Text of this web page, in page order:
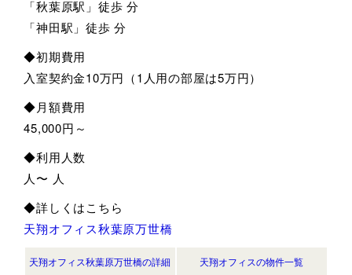
「秋葉原駅」徒歩 分
「神田駅」徒歩 分
◆初期費用
入室契約金10万円（1人用の部屋は5万円）
◆月額費用
45,000円～
◆利用人数
人〜 人
◆詳しくはこちら
天翔オフィス秋葉原万世橋
天翔オフィス秋葉原万世橋の詳細 天翔オフィスの物件一覧